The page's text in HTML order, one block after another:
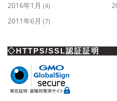
2016年1月 (4)
2011年6月 (7)
◇HTTPS/SSL認証証明